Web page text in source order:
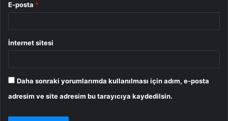
E-posta *
İnternet sitesi
Daha sonraki yorumlarımda kullanılması için adım, e-posta
adresim ve site adresim bu tarayıcıya kaydedilsin.